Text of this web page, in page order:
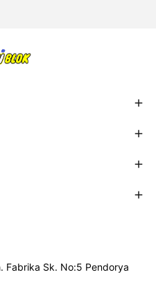
Fabrika Sk. No:5 Pendorya